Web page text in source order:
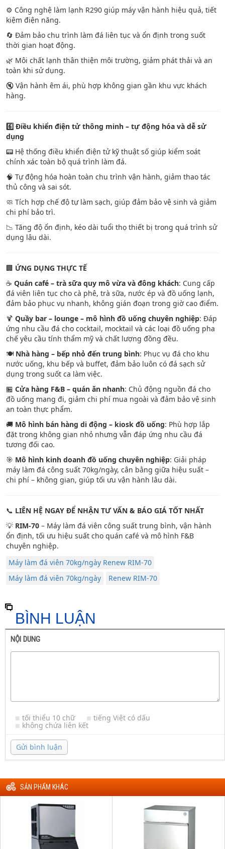
⚙️ Công nghệ làm lạnh R290 giúp máy vận hành hiệu quả, tiết
kiệm điện năng.
🔄 Đảm bảo chu trình làm đá liên tục và ổn định trong suốt
thời gian hoạt động.
🌿 Môi chất lạnh thân thiện môi trường, giảm phát thải và an
toàn khi sử dụng.
🔇 Vận hành êm ái, phù hợp không gian gần khu vực khách
hàng.
6️Điều khiển điện tử thông minh – tự động hóa và dễ sử
dụng
📟 Hệ thống điều khiển điện tử kỹ thuật số giúp kiểm soát
chính xác toàn bộ quá trình làm đá.
🧠 Tự động hóa hoàn toàn chu trình vận hành, giảm thao tác
thủ công và sai sót.
🧼 Tích hợp chế độ tự làm sạch, giúp đảm bảo vệ sinh và giảm
chi phí bảo trì.
📉 Tăng độ ổn định, kéo dài tuổi thọ thiết bị trong quá trình sử
dụng lâu dài.
🏢 ỨNG DỤNG THỰC TẾ
☕ Quán café – trà sữa quy mô vừa và đông khách: Cung cấp
đá viên liên tục cho cà phê, trà sữa, nước ép và đồ uống lạnh,
đảm bảo phục vụ nhanh, không gián đoạn trong giờ cao điểm.
🍹 Quầy bar – lounge – mô hình đồ uống chuyên nghiệp: Đáp
ứng nhu cầu đá cho cocktail, mocktail và các loại đồ uống pha
chế yêu cầu tính thẩm mỹ và chất lượng đồng đều.
🍽️ Nhà hàng – bếp nhỏ đến trung bình: Phục vụ đá cho khu
nước uống, khu bếp và buffet, đảm bảo luôn có đá sạch sử
dụng trong suốt ca làm việc.
🏪 Cửa hàng F&B – quán ăn nhanh: Chủ động nguồn đá cho
đồ uống mang đi, giảm chi phí mua ngoài và đảm bảo vệ sinh
an toàn thực phẩm.
🚚 Mô hình bán hàng di động – kiosk đồ uống: Phù hợp lắp
đặt trong không gian nhỏ nhưng vẫn đáp ứng nhu cầu đá
tương đối cao.
🎯 Mô hình kinh doanh đồ uống chuyên nghiệp: Giải pháp
máy làm đá công suất 70kg/ngày, cân bằng giữa hiệu suất –
chi phí – không gian, giúp tối ưu vận hành lâu dài.
📞 LIÊN HỆ NGAY ĐỂ NHẬN TƯ VẤN & BÁO GIÁ TỐT NHẤT
💡 RIM-70– Máy làm đá viên công suất trung bình, vận hành
ổn định, tối ưu hiệu suất cho quán café và mô hình F&B
chuyên nghiệp.
Máy làm đá viên 70kg/ngày Renew RIM-70
Máy làm đá viên 70kg/ngày
Renew RIM-70
BÌNH LUẬN
NỘI DUNG
tối thiểu 10 chữ tiếng Việt có dấu
không chứa liên kết
Gửi bình luận
SẢN PHẨM KHÁC